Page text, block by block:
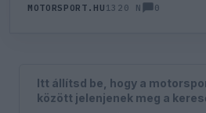
MOTORSPORT.HU 1320 N 0
Itt állítsd be, hogy a
között jelenjenek meg a